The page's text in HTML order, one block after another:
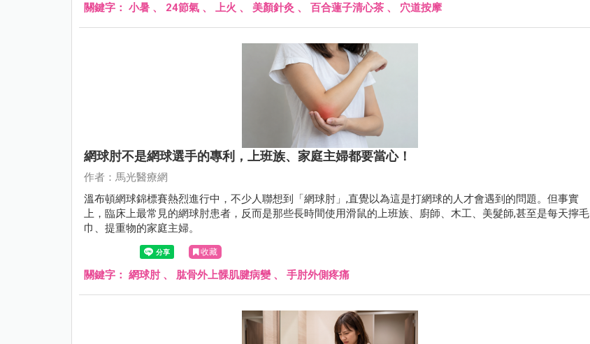
關鍵字： 小暑 、 24節氣 、 上火 、 美顏針灸 、 百合蓮子清心茶 、 穴道按摩
網球肘不是網球選手的專利，上班族、家庭主婦都要當心！
作者：馬光醫療網
溫布頓網球錦標賽熱烈進行中，不少人聯想到「網球肘」,直覺以為這是打網球的人才會遇到的問題。但事實
上，臨床上最常見的網球肘患者，反而是那些長時間使用滑鼠的上班族、廚師、木工、美髮師,甚至是每天擰毛
巾、提重物的家庭主婦。
收藏
關鍵字： 網球肘、 肱骨外上髁肌腱病變、 手肘外側疼痛